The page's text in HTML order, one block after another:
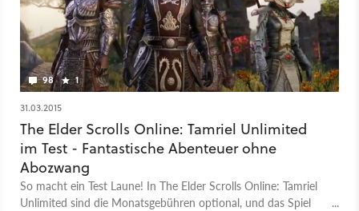
98 1
31.03.2015
The Elder Scrolls Online: Tamriel Unlimited
im Test - Fantastische Abenteuer ohne
Abozwang
So macht ein Test Laune! In The Elder Scrolls Online: Tamriel
Unlimited sind die Monatsgebühren optional, und das Spiel